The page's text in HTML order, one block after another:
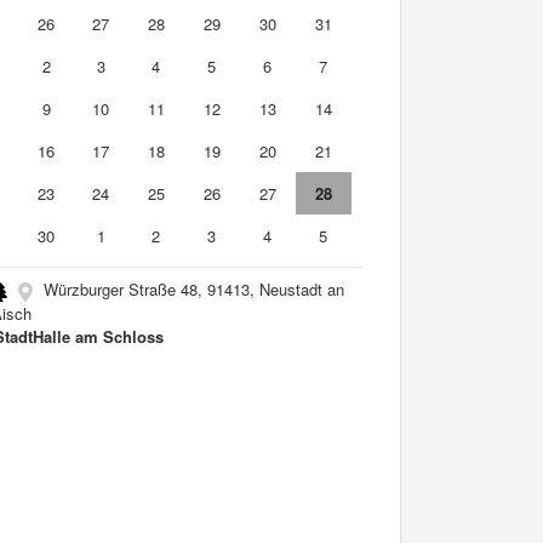
26 27 28 29 30
31
2 3 4 5 6
7
9 10 11 12 13
14
16 17 18 19 20
21
23 24 25 26 27
28
30 1 2 3 4 5
Würzburger Straße 48, 91413, Neustadt an
am Schloss